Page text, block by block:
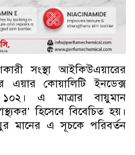
সংস্থা আইকিউএয়ারের
এয়ার কোয়ালিটি ইনডেক্স
এ মাত্রার বায়ুমান
হিসেবে বিবেচিত হয়।
মানের এ সূচকে পরিবর্তন